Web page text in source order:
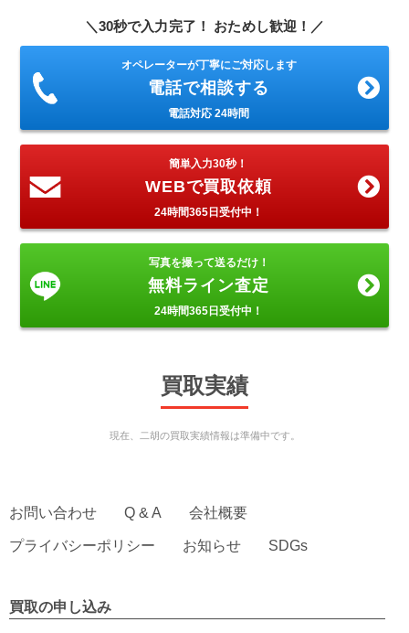
＼30秒で入力完了！ おためし歓迎！／
オペレーターが丁寧にご対応します
電話で相談する
電話対応 24時間
簡単入力30秒！
WEBで買取依頼
24時間365日受付中！
写真を撮って送るだけ！
無料ライン査定
24時間365日受付中！
買取実績
現在、二胡の買取実績情報は準備中です。
お問い合わせ Q & A 会社概要
プライバシーポリシー お知らせ SDGs
買取の申し込み